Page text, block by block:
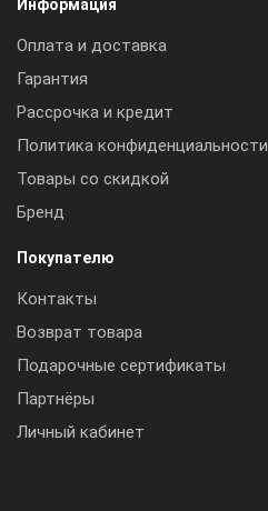
Информация
Оплата и доставка
Гарантия
Рассрочка и кредит
Политика конфиденциальности
Товары со скидкой
Бренд
Покупателю
Контакты
Возврат товара
Подарочные сертификаты
Партнёры
Личный кабинет